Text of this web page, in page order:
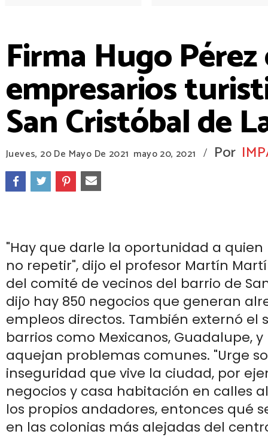
Firma Hugo
empresarios
San Cristóbal de
Jueves, 20 De Mayo De 2021 mayo 20, 2021 / Por
"Hay que darle la oportunidad a quien
no repetir", dijo el profesor Martín
del comité de vecinos del barrio de
dijo hay 850 negocios que generan
empleos directos. También externó el
barrios como Mexicanos, Guadalupe,
aquejan problemas comunes. "Urge
inseguridad que vive la ciudad, por
negocios y casa habitación en calles
los propios andadores, entonces qué
en las colonias más alejadas del